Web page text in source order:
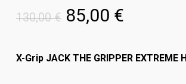
130,00€ Ursprünglicher
war:
130,00 €
85,00 €Aktueller
ist:
85,00 €.
X-Grip JACK THE GRIPPER EXTREME